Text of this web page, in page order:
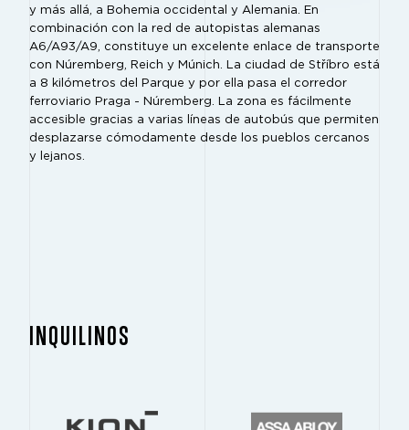
y más allá, a Bohemia occidental y Alemania. En
combinación con la red de autopistas alemanas
A6/A93/A9, constituye un excelente enlace de transporte
con Núremberg, Reich y Múnich. La ciudad de Stříbro está
a 8 kilómetros del Parque y por ella pasa el corredor
ferroviario Praga - Núremberg. La zona es fácilmente
accesible gracias a varias líneas de autobús que permiten
desplazarse cómodamente desde los pueblos cercanos
y lejanos.
INQUILINOS